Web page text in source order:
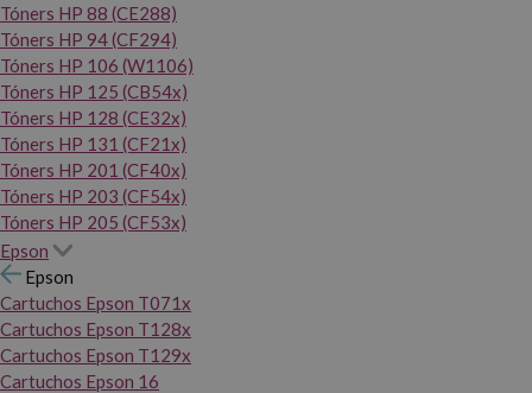
Tóners HP 88 (CE288)
Tóners HP 94 (CF294)
Tóners HP 106 (W1106)
Tóners HP 125 (CB54x)
Tóners HP 128 (CE32x)
Tóners HP 131 (CF21x)
Tóners HP 201 (CF40x)
Tóners HP 203 (CF54x)
Tóners HP 205 (CF53x)
Epson
Epson
Cartuchos Epson T071x
Cartuchos Epson T128x
Cartuchos Epson T129x
Cartuchos Epson 16